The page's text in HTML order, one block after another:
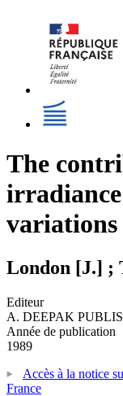
The
variations
London [J.] ;
Editeur
A. DEEPAK
Année de publication
1989
Accès à la notice
France